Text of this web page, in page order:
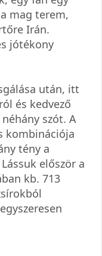
mag terem,
Irán.
jótékony
után, itt
és kedvező
szót. A
kombinációja
tény a
először a
kb. 713